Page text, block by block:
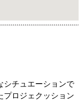
シチュエーションで
プロジェクッション